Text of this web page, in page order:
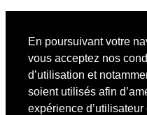
En poursuivant votre
vous acceptez nos
d’utilisation et
soient utilisés afin
expérience